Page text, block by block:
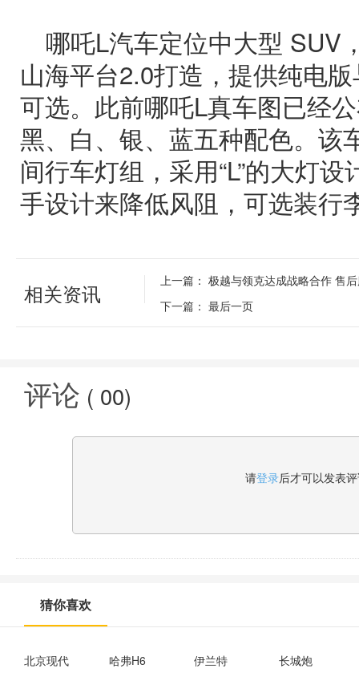
哪吒L汽车定位中大型 SUV
山海平台2.0打造，提供纯电
可选。此前哪吒L真车图已经
黑、白、银、蓝五种配色。该
间行车灯组，采用“L”的大灯
手设计来降低风阻，可选装行
相关资讯 上一篇： 极越与领克达成战略合作 售
下一篇： 最后一页
评论 ( 00)
请登录后才可以发表
猜你喜欢
北京现代 哈弗H6 伊兰特 长城炮